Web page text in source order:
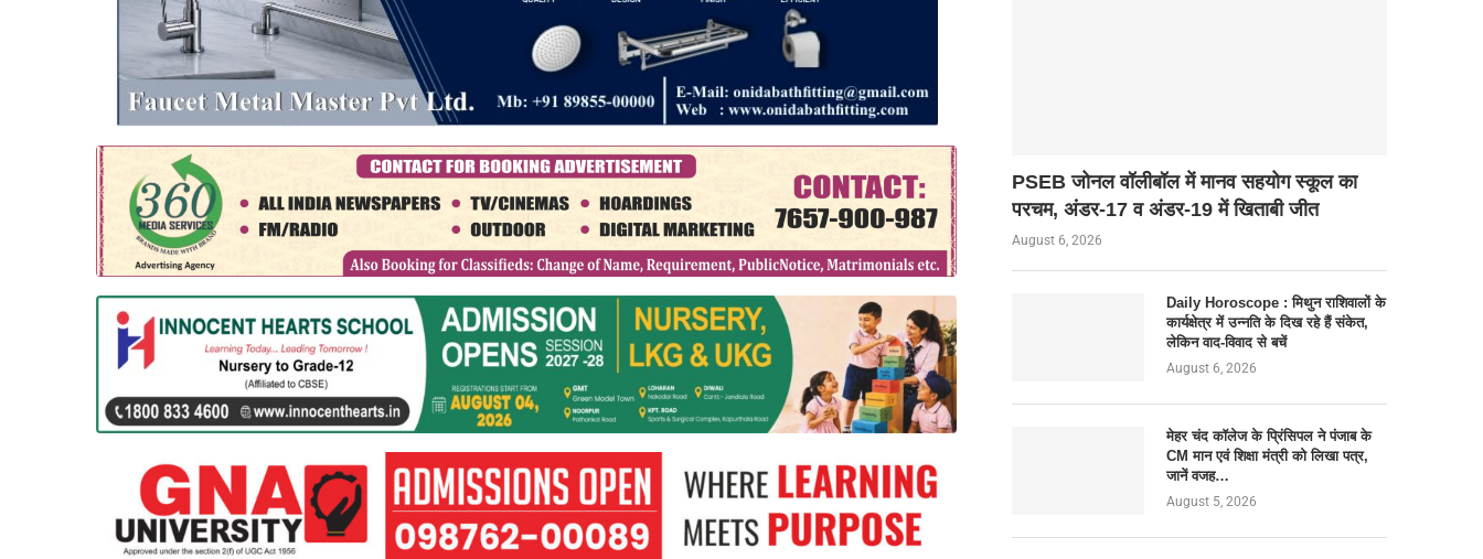
PSEB जोनल वॉलीबॉल में मानव सहयोग स्कूल का
परचम, अंडर-17 व अंडर-19 में खिताबी जीत
August 6, 2026
Daily Horoscope : मिथुन राशिवालों के
कार्यक्षेत्र में उन्नति के दिख रहे हैं संकेत,
लेकिन वाद-विवाद से बचें
August 6, 2026
मेहर चंद कॉलेज के प्रिंसिपल ने पंजाब के
CM मान एवं शिक्षा मंत्री को लिखा पत्र,
जानें वजह…
August 5, 2026